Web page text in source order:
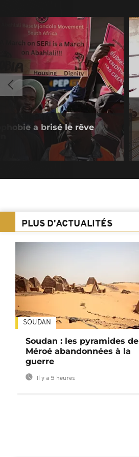
a brisé le rêve
PLUS D'ACTUALITÉS
SOUDAN
Soudan : les pyramides de
Méroé abandonnées à la
guerre
Il y a 5 heures